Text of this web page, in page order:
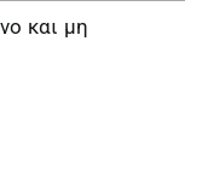
και μη